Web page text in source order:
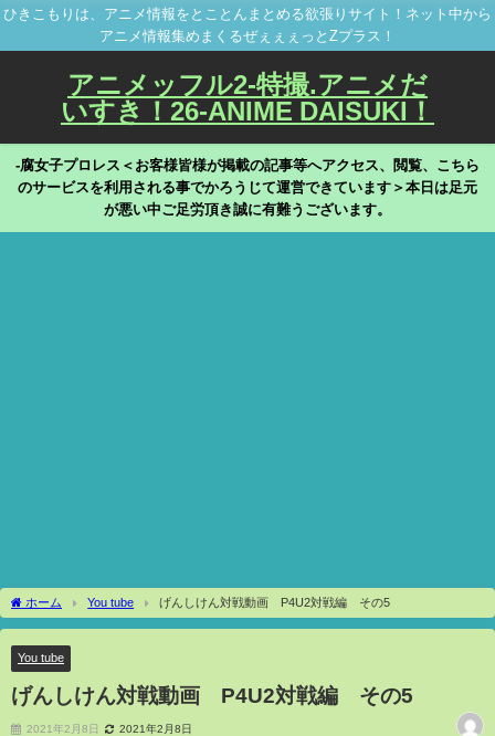
ひきこもりは、アニメ情報をとことんまとめる欲張りサイト！ネット中から
アニメ情報集めまくるぜぇぇぇっとZプラス！
アニメッフル2-特撮.アニメだ
いすき！26-ANIME DAISUKI！
-腐女子プロレス＜お客様皆様が掲載の記事等へアクセス、閲覧、こちら
のサービスを利用される事でかろうじて運営できています＞本日は足元
が悪い中ご足労頂き誠に有難うございます。
ホーム You tube げんしけん対戦動画 P4U2対戦編 その5
You tube
げんしけん対戦動画 P4U2対戦編 その5
2021年2月8日 2021年2月8日